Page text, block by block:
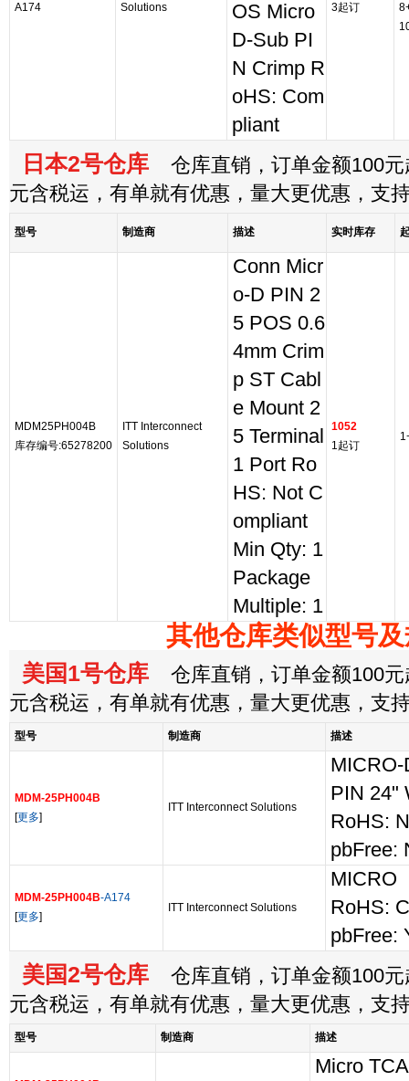
A174
Solutions
OS Micro
D-Sub PI
N Crimp R
oHS: Com
pliant
3起订
日本2号仓库 仓库直销，订单金额100元
元含税运，有单就有优惠，量大更优惠，支
型号 制造商 描述 实时库存
MDM25PH004B
库存编号:65278200
ITT Interconnect
Solutions
Conn Micr
o-D PIN 2
5 POS 0.6
4mm Crim
p ST Cabl
e Mount 2
5 Terminal
1 Port Ro
HS: Not C
ompliant
Min Qty: 1
Package
Multiple: 1
1052
1起订
其他仓库类似型号
美国1号仓库 仓库直销，订单金额100元
元含税运，有单就有优惠，量大更优惠，支
型号 制造商 描述
MDM-25PH004B
[更多]
ITT Interconnect Solutions
PIN 24"
RoHS:
pbFree:
MDM-25PH004B-A174
[更多]
ITT Interconnect Solutions
MICRO
RoHS:
pbFree:
美国2号仓库 仓库直销，订单金额100元
元含税运，有单就有优惠，量大更优惠，支
型号 制造商 描述
Micro